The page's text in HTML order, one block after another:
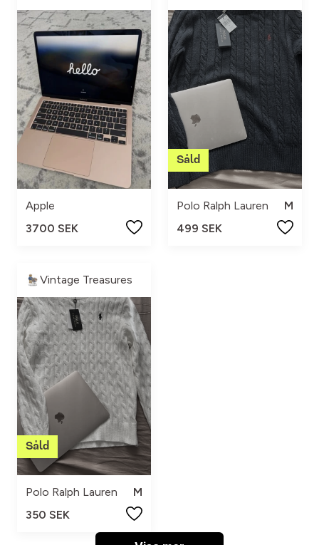
Apple
3700 SEK
Polo Ralph Lauren
M
499 SEK
Vintage Treasures
Polo Ralph Lauren
M
350 SEK